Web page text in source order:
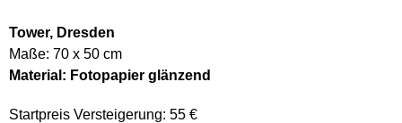
Tower, Dresden
Maße: 70 x 50 cm
Material: Fotopapier glänzend
Startpreis Versteigerung: 55 €